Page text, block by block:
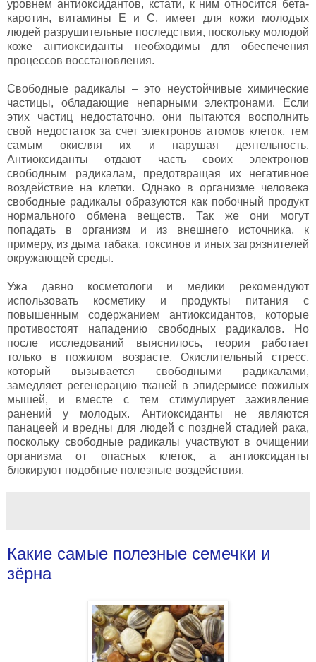
уровнем антиоксидантов, кстати, к ним относится бета-
каротин, витамины Е и С, имеет для кожи молодых
людей разрушительные последствия, поскольку молодой
коже антиоксиданты необходимы для обеспечения
процессов восстановления.
Свободные радикалы – это неустойчивые химические
частицы, обладающие непарными электронами. Если
этих частиц недостаточно, они пытаются восполнить
свой недостаток за счет электронов атомов клеток, тем
самым окисляя их и нарушая деятельность.
Антиоксиданты отдают часть своих электронов
свободным радикалам, предотвращая их негативное
воздействие на клетки. Однако в организме человека
свободные радикалы образуются как побочный продукт
нормального обмена веществ. Так же они могут
попадать в организм и из внешнего источника, к
примеру, из дыма табака, токсинов и иных загрязнителей
окружающей среды.
Ужа давно косметологи и медики рекомендуют
использовать косметику и продукты питания с
повышенным содержанием антиоксидантов, которые
противостоят нападению свободных радикалов. Но
после исследований выяснилось, теория работает
только в пожилом возрасте. Окислительный стресс,
который вызывается свободными радикалами,
замедляет регенерацию тканей в эпидермисе пожилых
мышей, и вместе с тем стимулирует заживление
ранений у молодых. Антиоксиданты не являются
панацеей и вредны для людей с поздней стадией рака,
поскольку свободные радикалы участвуют в очищении
организма от опасных клеток, а антиоксиданты
блокируют подобные полезные воздействия.
Какие самые полезные семечки и
зёрна